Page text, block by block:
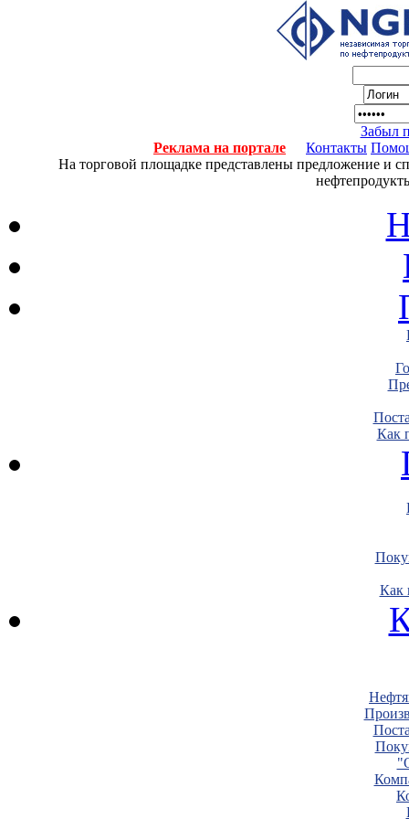
Забыл
Реклама на портале
Контакты
На торговой площадке представлены предложение и
Как
Как